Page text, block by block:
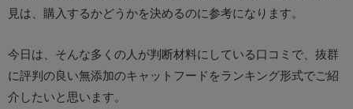
見は、購入するかどうかを決めるのに参考になります。
今日は、そんな多くの人が判断材料にしている口コミで、抜群
に評判の良い無添加のキャットフードをランキング形式でご紹
介したいと思います。